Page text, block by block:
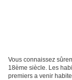
Vous connaissez
18ème siècle. Les
premiers a venir